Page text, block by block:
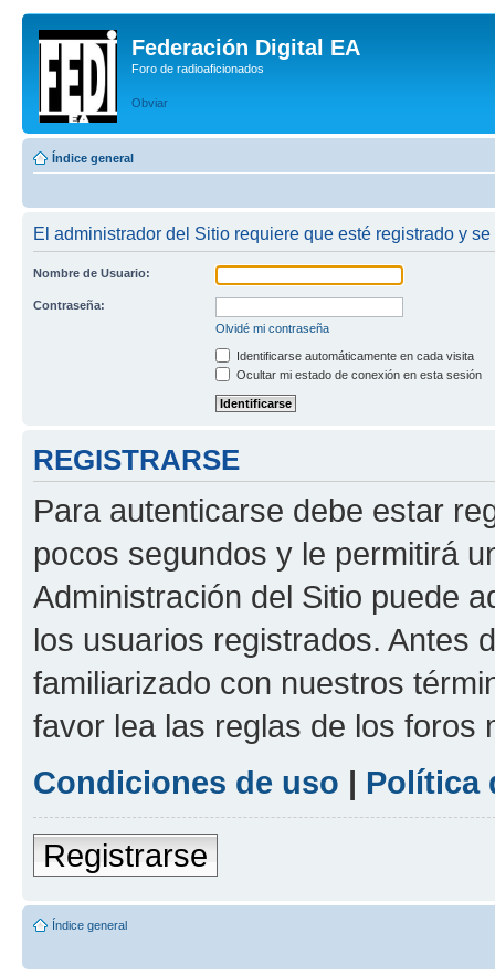
Federación Digital EA
Foro de radioaficionados
Obviar
Índice general
El administrador del Sitio requiere que esté registrado y
Nombre de Usuario:
Contraseña:
Olvidé mi contraseña
Identificarse automáticamente en cada visita
Ocultar mi estado de conexión en esta sesión
REGISTRARSE
Para autenticarse debe estar
pocos segundos y le permitirá
Administración del Sitio puede
los usuarios registrados. Antes
familiarizado con nuestros
favor lea las reglas de los foros
Condiciones de uso | Política
Registrarse
Índice general